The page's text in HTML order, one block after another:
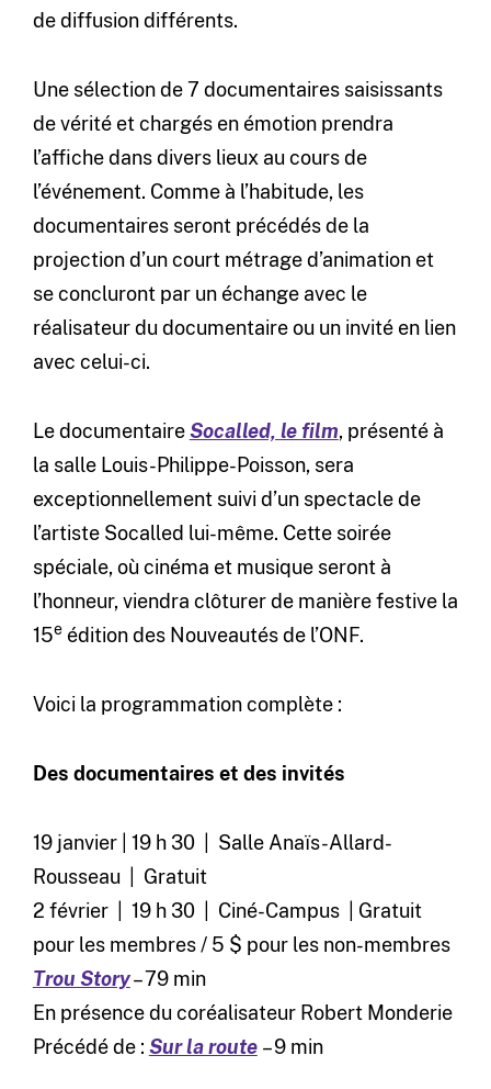
de diffusion différents.
Une sélection de 7 documentaires saisissants
de vérité et chargés en émotion prendra
l’affiche dans divers lieux au cours de
l’événement. Comme à l’habitude, les
documentaires seront précédés de la
projection d’un court métrage d’animation et
se concluront par un échange avec le
réalisateur du documentaire ou un invité en lien
avec celui-ci.
Le documentaire Socalled, le film, présenté à
la salle Louis-Philippe-Poisson, sera
exceptionnellement suivi d’un spectacle de
l’artiste Socalled lui-même. Cette soirée
spéciale, où cinéma et musique seront à
l’honneur, viendra clôturer de manière festive la
15eédition des Nouveautés de l’ONF.
Voici la programmation complète :
Des documentaires et des invités
19 janvier | 19 h 30 | Salle Anaïs-Allard-
Rousseau | Gratuit
2 février | 19 h 30 | Ciné-Campus | Gratuit
pour les membres / 5 $ pour les non-membres
Trou Story– 79 min
En présence du coréalisateur Robert Monderie
Précédé de : Sur la route – 9 min